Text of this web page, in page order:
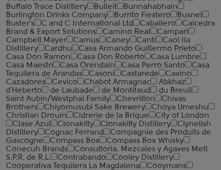
Buffalo Trace Distillery
Bulleit
Bunnahabhain
Burlington Drinks Company
Burrito Fiestero
Busnel
Buster's
C and C International Ltd Caballero
Caicedra
Brand & Export Solutions
Camino Real
Campari
Campbell Mayer
Camus Caney Canti
Caol Ila
Distillery
Cardhu
Casa Armando Guillermo Prieto
Casa Don Ramon
Casa Don Roberto
Casa Lumbre
Casa Maestri
Casa Orendain Casa Perro Santo
Casa
Tequilera de Arandas
Casoni Castarede
Cavino
Cazadores
Cevico Chabot Armagnac
Abkhaz
d'Heberto
de Laubade de Montifaud
du Breuil
Saint Aubin/Westphal Family
Chevrillon
Chivas
Brothers
Chiyomusubi Sake Brewery
Choya Umeshu
Christian Drouin
Cidrerie de la Brique
City of London
Clase Azul
Clonakilty Clonakilty Distillery
Clynelish
Distillery
Cognac Ferrand
Compagnie des Produits de
Gascogne
Compass Box
Compass Box Whisky
Conecuh Brands
Consultoria. Mezcales y Agaves Metl
S.P.R. de R.L.
Contrabando
Cooley Distillery
Cooperativa Tequilera La Magdalena
Cooymans